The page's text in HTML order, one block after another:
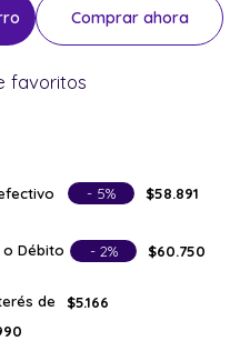
Comprar ahora
favoritos
- 5% $58.891
o Débito - 2% $60.750
de
$5.166